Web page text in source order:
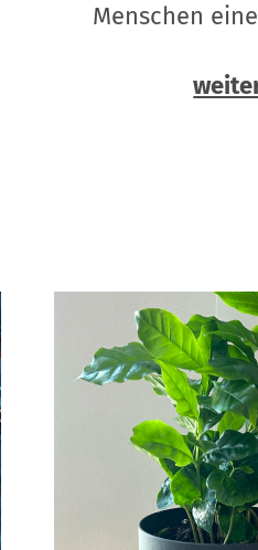
Menschen